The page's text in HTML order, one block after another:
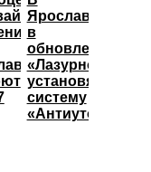
Ярославле
в
обновленном
«Лазурном»
установят
систему
«Антиутоп»